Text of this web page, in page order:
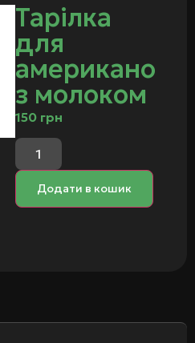
Тарілка
для
американо
з молоком
150 грн
Додати в кошик